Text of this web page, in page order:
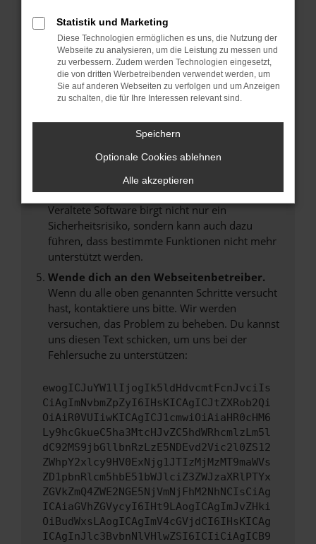
Manche Erweiterungen, wie Werbeblocker,
können das Laden bestimmter Seiten
verhindern. Funktioniert die Seite in einem
anderen Browser oder in einem privaten
Fenster?
Das kann manchmal helfen, vorübergehende
Probleme zu beheben.
Stelle sicher, dass dein Browser und dein
Betriebssystem auf dem neuesten Stand
sind.
Veraltete Software birgt nicht nur ein
Sicherheitsrisiko, sondern kann auch dazu
führen, dass bestimmte Funktionen nicht mehr
unterstützt werden.
Wende dich an den Webseitenbetreiber.
Wenn du alle oben genannten Schritte versucht
hast, kontaktiere uns bitte. Wir werden
versuchen, das Problem zu beheben. Du kannst
uns diesen Text schicken, um uns bei der
Fehlersuche zu unterstützen:
ewogICJuYW1lIjogIk5ldHdvcmtFcnJvciIs
CiAgImNvbmZpZyI6IHsKICAgICJtZXRob2Qi
OiAiR0VUIiwKICAgICJ1cmwiOiAiaHR0cHM6
Ly9hcGkueC5ha3MtcHJvZC5hdWRhcmlzLm5l
dC92MS9jbGllbnRzLzE5NDEvd2Vic2l0ZS12
ZWhpY2xlcy9HV0ExNjg1JTIzMjMzMT9maWVs
ZD1pbnRlcm5hbE51bWJlciZ3ZWJzaXRlPTYx
ZGVkZmQ4ZWE2NGE5NjVmNjFhM2NhNCIsCiAg
ICAiaGVhZGVycyI6IHt9LAogICAgImJvZHki
OiBudWxsLAogICAgImV4cGVjdCI6IHsKICAg
ICAgInJlc3BvbnNlVHlwZSI6ICIiCiAgICB9
Statistik und Marketing
Diese Technologien ermöglichen es uns, die Nutzung der
Webseite zu analysieren, um die Leistung zu messen und
zu verbessern. Zudem werden Technologien eingesetzt,
die von dritten Werbetreibenden verwendet werden, um
Sie auf anderen Webseiten zu verfolgen und um Anzeigen
zu schalten, die für Ihre Interessen relevant sind.
Speichern
Optionale Cookies ablehnen
Alle akzeptieren